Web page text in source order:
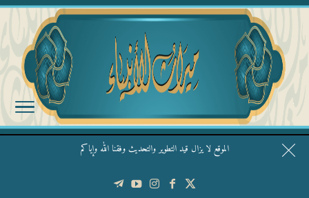
الموقع لا يزال قيد التطوير والتحديث وفقنا الله وإياكم
قال الشيخ ربيع وفقه الله: نحن ليس عندنا تقديس الأشخاص